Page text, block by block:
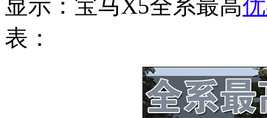
显示：宝马X5全系最高
表：